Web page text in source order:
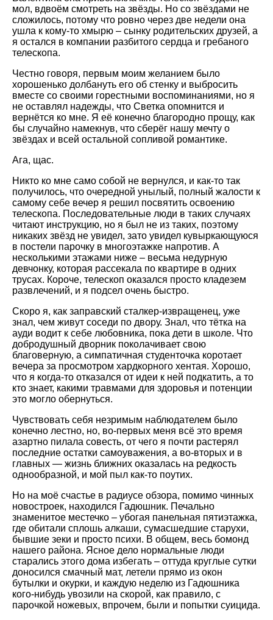
мол, вдвоём смотреть на звёзды. Но со звёздами не
сложилось, потому что ровно через две недели она
ушла к кому-то хмырю – сынку родительских друзей, а
я остался в компании разбитого сердца и гребаного
телескопа.
Честно говоря, первым моим желанием было
хорошенько долбануть его об стенку и выбросить
вместе со своими горестными воспоминаниями, но я
не оставлял надежды, что Светка опомнится и
вернётся ко мне. Я её конечно благородно прощу, как
бы случайно намекнув, что сберёг нашу мечту о
звёздах и всей остальной сопливой романтике.
Ага, щас.
Никто ко мне само собой не вернулся, и как-то так
получилось, что очередной унылый, полный жалости к
самому себе вечер я решил посвятить освоению
телескопа. Последовательные люди в таких случаях
читают инструкцию, но я был не из таких, поэтому
никаких звёзд не увидел, зато увидел кувыркающуюся
в постели парочку в многоэтажке напротив. А
несколькими этажами ниже – весьма недурную
девчонку, которая рассекала по квартире в одних
трусах. Короче, телескоп оказался просто кладезем
развлечений, и я подсел очень быстро.
Скоро я, как заправский сталкер-извращенец, уже
знал, чем живут соседи по двору. Знал, что тётка на
ауди водит к себе любовника, пока дети в школе. Что
добродушный дворник поколачивает свою
благоверную, а симпатичная студенточка коротает
вечера за просмотром хардкорного хентая. Хорошо,
что я когда-то отказался от идеи к ней подкатить, а то
кто знает, какими травмами для здоровья и потенции
это могло обернуться.
Чувствовать себя незримым наблюдателем было
конечно лестно, но, во-первых меня всё это время
азартно пилала совесть, от чего я почти растерял
последние остатки самоуважения, а во-вторых и в
главных — жизнь ближних оказалась на редкость
однообразной, и мой пыл как-то поутих.
Но на моё счастье в радиусе обзора, помимо чинных
новостроек, находился Гадюшник. Печально
знаменитое местечко – убогая панельная пятиэтажка,
где обитали сплошь алкаши, сумасшедшие старухи,
бывшие зеки и просто психи. В общем, весь бомонд
нашего района. Ясное дело нормальные люди
старались этого дома избегать – оттуда круглые сутки
доносился смачный мат, летели прямо из окон
бутылки и окурки, и каждую неделю из Гадюшника
кого-нибудь увозили на скорой, как правило, с
парочкой ножевых, впрочем, были и попытки суицида.